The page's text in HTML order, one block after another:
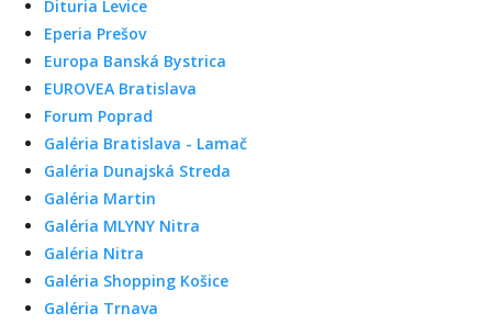
Dituria Levice
Eperia Prešov
Europa Banská Bystrica
EUROVEA Bratislava
Forum Poprad
Galéria Bratislava - Lamač
Galéria Dunajská Streda
Galéria Martin
Galéria MLYNY Nitra
Galéria Nitra
Galéria Shopping Košice
Galéria Trnava